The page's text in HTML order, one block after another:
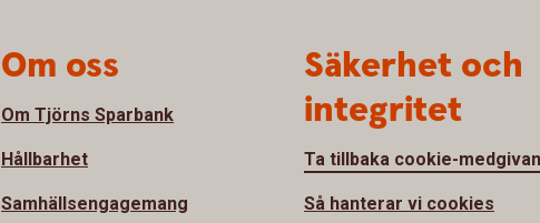
Om oss
Om Tjörns Sparbank
Hållbarhet
Samhällsengagemang
Säkerhet och
integritet
Ta tillbaka cookie-
Så hanterar vi cookies